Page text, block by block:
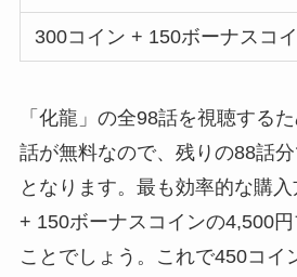
300コイン + 150ボーナスコ
「化龍」の全98話を視聴する
話が無料なので、残りの88話
となります。最も効率的な購
+ 150ボーナスコインの4,500
ことでしょう。これで450コイ